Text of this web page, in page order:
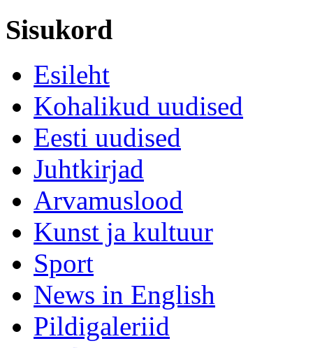
Sisukord
Esileht
Kohalikud uudised
Eesti uudised
Juhtkirjad
Arvamuslood
Kunst ja kultuur
Sport
News in English
Pildigaleriid